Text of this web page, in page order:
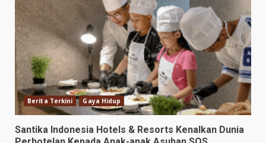
Berita Terkini Gaya Hidup
Santika Indonesia Hotels & Resorts Kenalkan Dunia